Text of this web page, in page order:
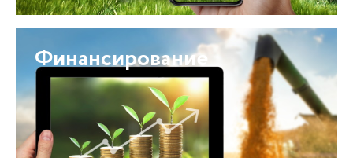
Финансирование